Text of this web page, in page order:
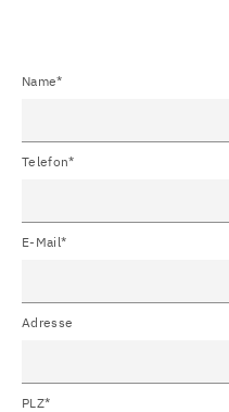
Name*
Telefon*
E-Mail*
Adresse
PLZ*